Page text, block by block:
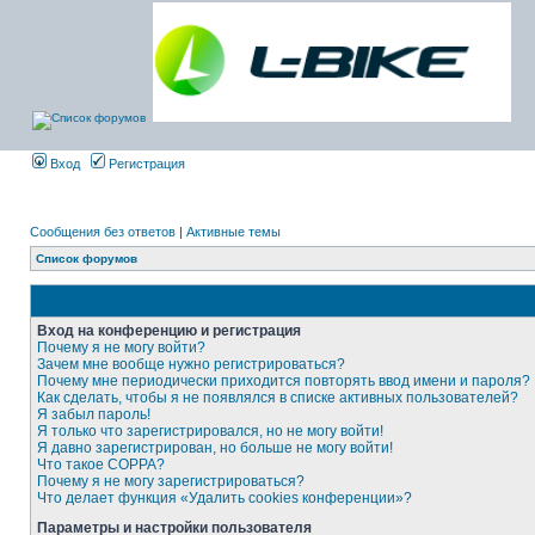
Вход Регистрация
Сообщения без ответов | Активные темы
Список форумов
Вход на конференцию и регистрация
Почему я не могу войти?
Зачем мне вообще нужно регистрироваться?
Почему мне периодически приходится повторять ввод имени и пароля?
Как сделать, чтобы я не появлялся в списке активных пользователей?
Я забыл пароль!
Я только что зарегистрировался, но не могу войти!
Я давно зарегистрирован, но больше не могу войти!
Что такое COPPA?
Почему я не могу зарегистрироваться?
Что делает функция «Удалить cookies конференции»?
Параметры и настройки пользователя